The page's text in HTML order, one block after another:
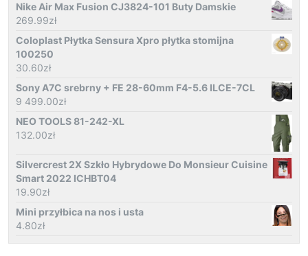
Nike Air Max Fusion CJ3824-101 Buty Damskie
269.99zł
Coloplast Płytka Sensura Xpro płytka stomijna
100250
30.60zł
Sony A7C srebrny + FE 28-60mm F4-5.6 ILCE-7CL
9 499.00zł
NEO TOOLS 81-242-XL
132.00zł
Silvercrest 2X Szkło Hybrydowe Do Monsieur Cuisine
Smart 2022 ICHBT04
19.90zł
Mini przyłbica na nos i usta
4.80zł